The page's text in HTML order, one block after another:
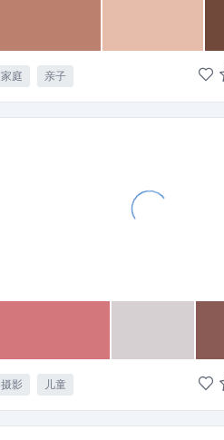
家庭 亲子
摄影 儿童